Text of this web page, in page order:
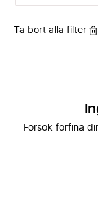
Ta bort alla filter
Försök förfina